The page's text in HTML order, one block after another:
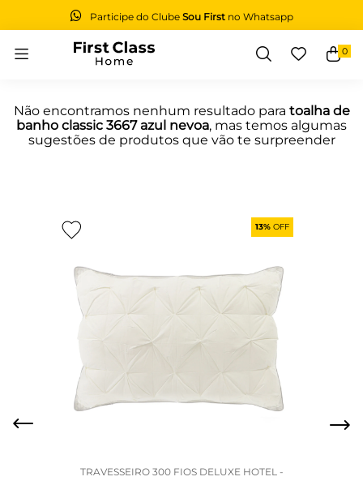
Participe do ClubeSou First no Whatsapp
0
Não encontramos nenhum resultado para toalha de
banho classic 3667 azul nevoa, mas temos algumas
sugestões de produtos que vão te surpreender
13% OFF
TRAVESSEIRO 300 FIOS DELUXE HOTEL -